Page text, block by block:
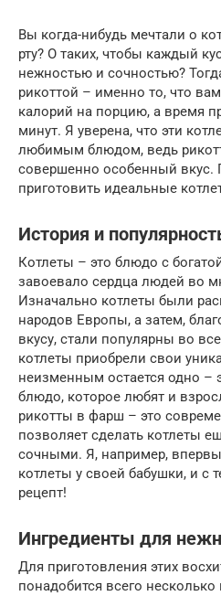
Вы когда-нибудь мечтали о
рту? О таких, чтобы каждый
нежностью и сочностью?
рикоттой – именно то, что
калорий на порцию, а время
минут. Я уверена, что эти
любимым блюдом, ведь
совершенно особенный вкус.
приготовить идеальные
История и
Котлеты – это блюдо с
завоевало сердца людей во
Изначально котлеты были
народов Европы, а затем,
вкусу, стали популярны во
котлеты приобрели свои
неизменным остается одно –
блюдо, которое любят и
рикотты в фарш – это
позволяет сделать котлеты
сочными. Я, например,
котлеты у своей бабушки, и с
рецепт!
Ингредиенты для
Для приготовления этих
понадобится всего